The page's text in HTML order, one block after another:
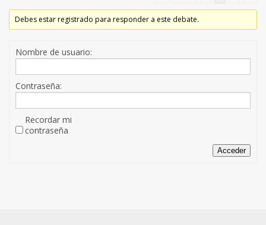
Debes estar registrado para responder a este debate.
Nombre de usuario:
Contraseña:
Recordar mi
contraseña
Acceder